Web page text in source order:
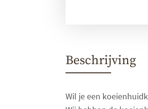
Beschrijving
Wil je een